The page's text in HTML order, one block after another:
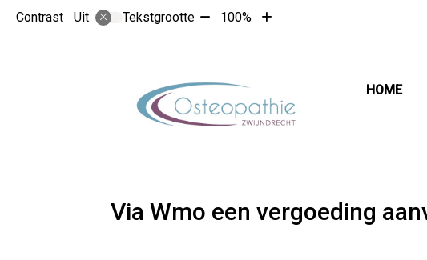
Contrast Uit Tekstgrootte Tekst100%
Tekst
HOME
Via Wmo een vergoeding